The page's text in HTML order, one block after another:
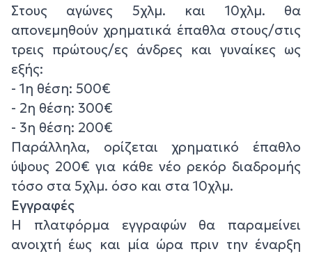
Στους αγώνες 5χλμ. και 10χλμ. θα
απονεμηθούν χρηματικά έπαθλα στους/στις
τρεις πρώτους/ες άνδρες και γυναίκες ως
εξής:
- 1η θέση: 500€
- 2η θέση: 300€
- 3η θέση: 200€
Παράλληλα, ορίζεται χρηματικό έπαθλο
ύψους 200€ για κάθε νέο ρεκόρ διαδρομής
τόσο στα 5χλμ. όσο και στα 10χλμ.
Εγγραφές
Η πλατφόρμα εγγραφών θα παραμείνει
ανοιχτή έως και μία ώρα πριν την έναρξη